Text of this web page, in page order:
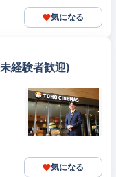
気になる
経験者歓迎)
気になる